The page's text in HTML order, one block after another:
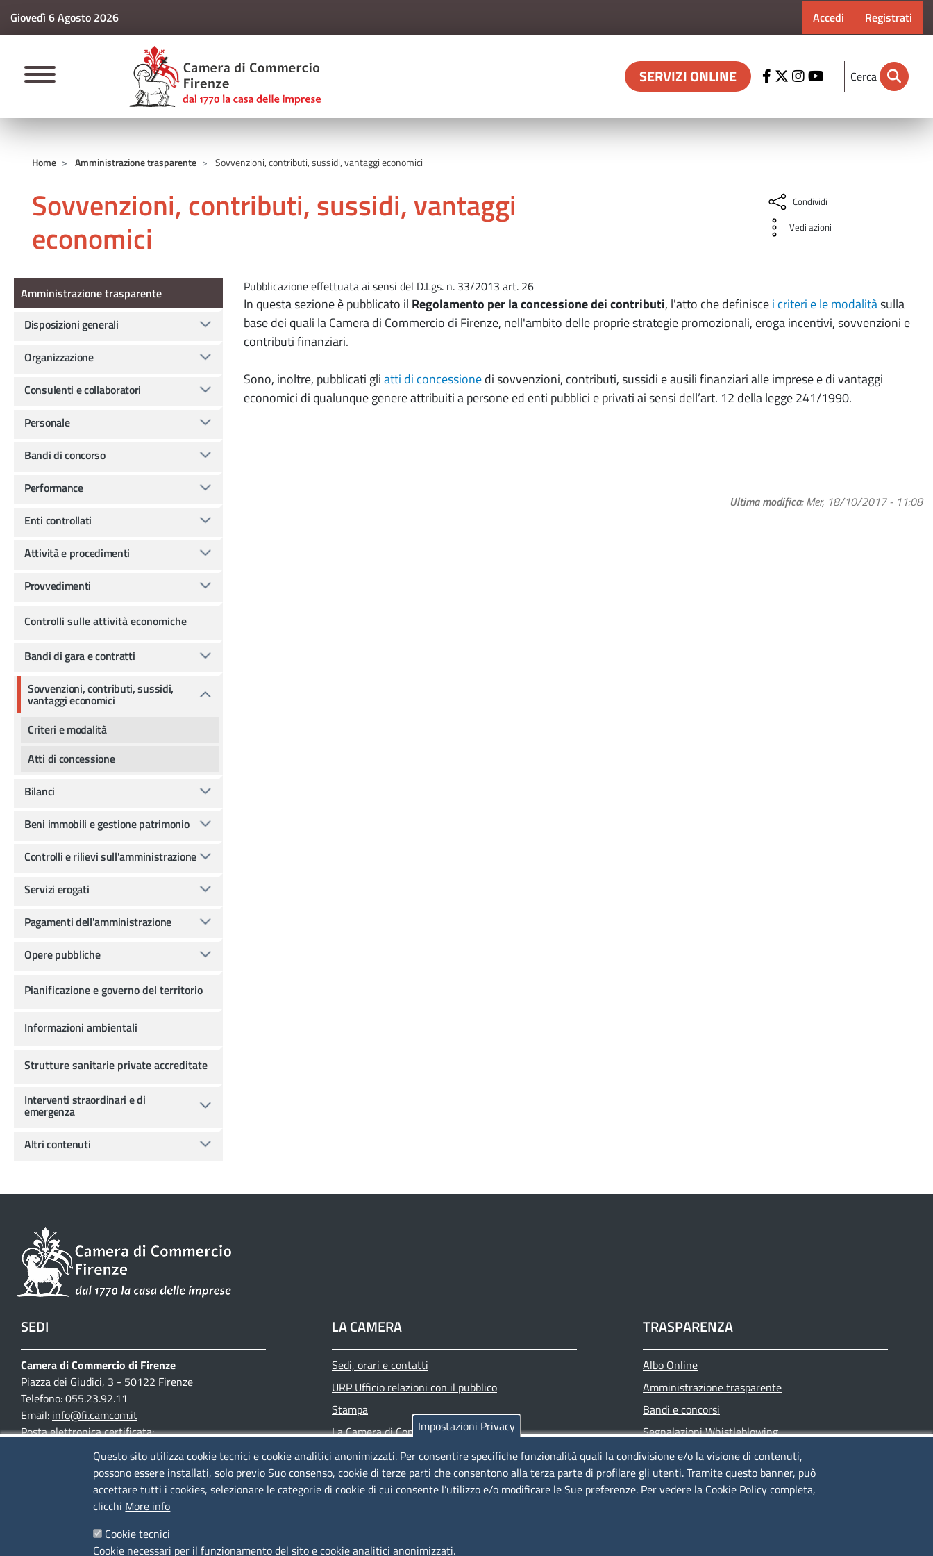
Giovedì 6 Agosto 2026 Menu profilo
Accedi Registrati
CAMERE DI COMMERCIO D'ITALIA
SERVIZI ONLINE Cerca
Home Amministrazione trasparente Sovvenzioni, contributi, sussidi, vantaggi economici
Sovvenzioni, contributi, sussidi, vantaggi
economici
Condividi
Vedi azioni
Pubblicazione effettuata ai sensi del D.Lgs. n. 33/2013 art. 26
In questa sezione è pubblicato il Regolamento per la concessione dei contributi, l'atto che definiscei criteri e le modalitàsulla
base dei quali la Camera di Commercio di Firenze, nell'ambito delle proprie strategie promozionali, eroga incentivi, sovvenzioni e
contributi finanziari.
Sono, inoltre, pubblicati gliatti di concessionedi sovvenzioni, contributi, sussidi e ausili finanziari alle imprese e di vantaggi
economici di qualunque genere attribuiti a persone ed enti pubblici e privati ai sensi dell’art. 12 della legge 241/1990.
Ultima modifica Mer, 18/10/2017 - 11:08
Amministrazione Trasparente
Amministrazione trasparente
Disposizioni generali
Organizzazione
Consulenti e collaboratori
Personale
Bandi di concorso
Performance
Enti controllati
Attività e procedimenti
Provvedimenti
Controlli sulle attività economiche
Bandi di gara e contratti
Sovvenzioni, contributi, sussidi,
vantaggi economici
Criteri e modalità
Atti di concessione
Bilanci
Beni immobili e gestione patrimonio
Controlli e rilievi sull'amministrazione
Servizi erogati
Pagamenti dell'amministrazione
Opere pubbliche
Pianificazione e governo del territorio
Informazioni ambientali
Strutture sanitarie private accreditate
Interventi straordinari e di
emergenza
Altri contenuti
SEDI
Camera di Commercio di Firenze
Piazza dei Giudici, 3 - 50122 Firenze
Telefono: 055.23.92.11
Email: info@fi.camcom.it
Posta elettronica certificata:
cciaa.firenze@fi.legalmail.camcom.it
Partita IVA 03097420487
Codice fiscale 80002690487
Accesso riservato
LA CAMERA
Sedi, orari e contatti
URP Ufficio relazioni con il pubblico
Stampa
La Camera di Commercio oggi
Azienda speciale PromoFirenze
Siti tematici
TRASPARENZA
Albo Online
Amministrazione trasparente
Bandi e concorsi
Segnalazioni Whistleblowing
Accessibilità
IBAN e pagamenti informatici
Informative privacy e cookie
Impostazioni Privacy
Questo sito utilizza cookie tecnici e cookie analitici anonimizzati. Per consentire specifiche funzionalità quali la condivisione e/o la visione di contenuti,
possono essere installati, solo previo Suo consenso, cookie di terze parti che consentono alla terza parte di profilare gli utenti. Tramite questo banner, può
accettare tutti i cookies, selezionare le categorie di cookie di cui consente l’utilizzo e/o modificare le Sue preferenze. Per vedere la Cookie Policy completa,
clicchi More info
Cookie tecnici
Cookie necessari per il funzionamento del sito e cookie analitici anonimizzati.